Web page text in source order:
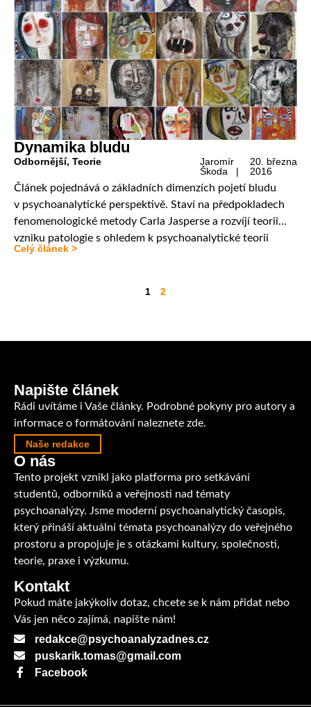
Dynamika bludu
Odbornější, Teorie
Jaromír
Škoda |
20. března
2016
Článek pojednává o základních dimenzích pojetí bludu
v psychoanalytické perspektivě. Staví na předpokladech
fenomenologické metody Carla Jasperse a rozvíjí teorii
vzniku patologie s ohledem k psychoanalytické teorii
Sigmunda Freuda a dalších psychologů. Článek pak dává
Na tomto základě je představen dimenzionální model
Celý článek >
1 2
Napište článek
Rádi uvítáme i Vaše články. Podrobné pokyny pro autory a
informace o formátování naleznete zde.
Naše redakce
O nás
Tento projekt vznikl jako platforma pro setkávání
studentů, odborníků a veřejnosti nad tématy
psychoanalýzy. Jsme moderní psychoanalytický časopis,
který přináší aktuální témata psychoanalýzy do veřejného
prostoru a propojuje je s otázkami kultury, společnosti,
teorie, praxe i výzkumu.
Kontakt
Pokud máte jakýkoliv dotaz, chcete se k nám přidat nebo
Vás jen něco zajímá, napište nám!
redakce@psychoanalyzadnes.cz
puskarik.tomas@gmail.com
Facebook